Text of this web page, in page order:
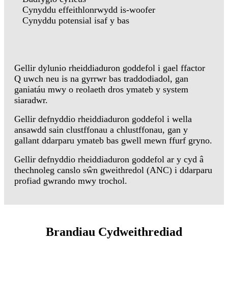
Cynyddu effeithlonrwydd is-woofer
Cynyddu potensial isaf y bas
Gellir dylunio rheiddiaduron goddefol i gael ffactor
Q uwch neu is na gyrrwr bas traddodiadol, gan
ganiatáu mwy o reolaeth dros ymateb y system
siaradwr.
Gellir defnyddio rheiddiaduron goddefol i wella
ansawdd sain clustffonau a chlustffonau, gan y
gallant ddarparu ymateb bas gwell mewn ffurf gryno.
Gellir defnyddio rheiddiaduron goddefol ar y cyd â
thechnoleg canslo sŵn gweithredol (ANC) i ddarparu
profiad gwrando mwy trochol.
Brandiau Cydweithrediad